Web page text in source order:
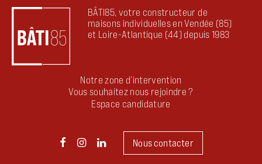
BÂTI85, votre constructeur de
maisons individuelles en Vendée (85)
et Loire-Atlantique (44) depuis 1983
Notre zone d’intervention
Vous souhaitez nous rejoindre ?
Espace candidature
Nous contacter